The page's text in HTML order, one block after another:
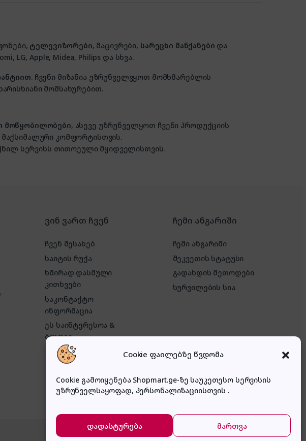
Cookie ფაილებზე წვდომა
Cookie გამოიყენება Shopmart.ge-ზე საუკეთესო სერვისის
უზრუნველსაყოფად, პერსონალიზაციისთვის .
დადასტურება მართვა
ტელევიზორები, მაცივრები, სარეცხი მანქანები და
LG, Apple, Midea, Philips და სხვა.
. ჩვენი მიზანია უზრუნველვყოთ მომხმარებლის
მომსახურებით.
მოწყობილობები, ასევე უზრუნველყოთ ჩვენი პროდუქციის
კომფორტისთვის.
სერვისს თითოეული მყიდველისთვის.
ვინ ვართ ჩვენ
ჩვენ შესახებ
საიტის რუქა
ხშირად დასმული
კითხვები
საკონტაქტო
ინფორმაცია
ეს საინტერესოა &
ბლოგი
ჩემი ანგარიში
ჩემი ანგარიში
შეკვეთის სტატუსი
გადახდის მეთოდები
სურვილების სია